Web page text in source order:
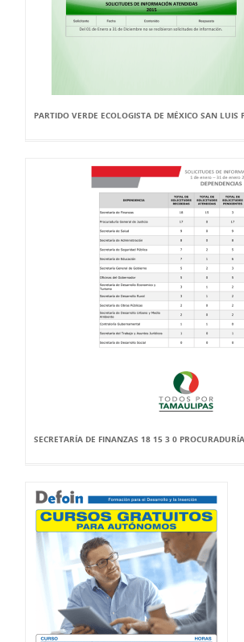
PARTIDO VERDE ECOLOGISTA DE MÉXICO SAN LUIS
SECRETARÍA DE FINANZAS 18 15 3 0